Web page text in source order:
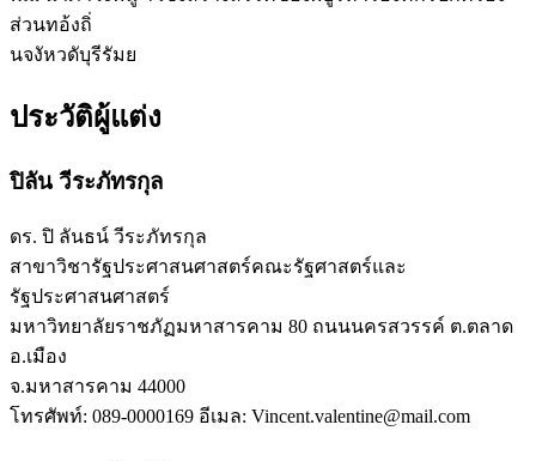
ส่วนทอ้งถิ่
นจงัหวดับุรีรัมย
ประวัติผู้แต่ง
ปิลัน วีระภัทรกุล
ดร. ปิ ลันธน์ วีระภัทรกุล
สาขาวิชารัฐประศาสนศาสตร์คณะรัฐศาสตร์และ
รัฐประศาสนศาสตร์
มหาวิทยาลัยราชภัฏมหาสารคาม 80 ถนนนครสวรรค์ ต.ตลาด
อ.เมือง
จ.มหาสารคาม 44000
โทรศัพท์: 089-0000169 อีเมล: Vincent.valentine@mail.com